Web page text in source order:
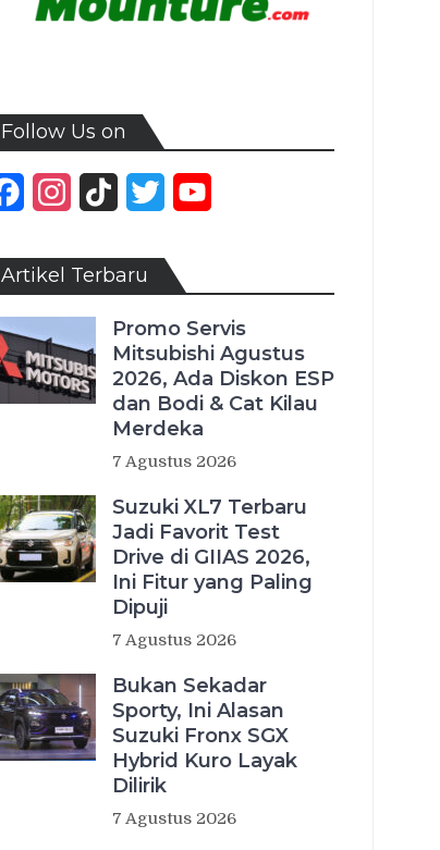
Follow Us on
FacebookInstagram
TikTok Twitter
Artikel Terbaru
Promo Servis
Mitsubishi Agustus
2026, Ada Diskon ESP
dan Bodi & Cat Kilau
Merdeka
7 Agustus 2026
Suzuki XL7 Terbaru
Jadi Favorit Test
Drive di GIIAS 2026,
Ini Fitur yang Paling
Dipuji
7 Agustus 2026
Bukan Sekadar
Sporty, Ini Alasan
Suzuki Fronx SGX
Hybrid Kuro Layak
Dilirik
7 Agustus 2026